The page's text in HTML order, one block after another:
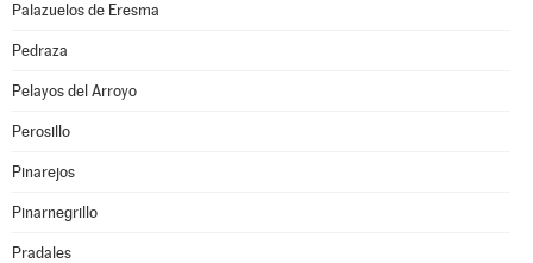
Palazuelos de Eresma
Pedraza
Pelayos del Arroyo
Perosillo
Pinarejos
Pinarnegrillo
Pradales